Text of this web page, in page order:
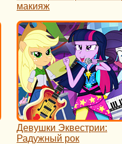
макияж
Девушки Эквестрии:
Радужный рок